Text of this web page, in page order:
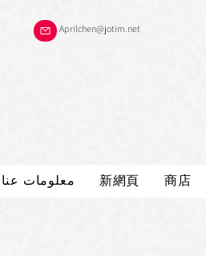
Aprilchen@jotim.net
معلومات عنا 新網頁 商店